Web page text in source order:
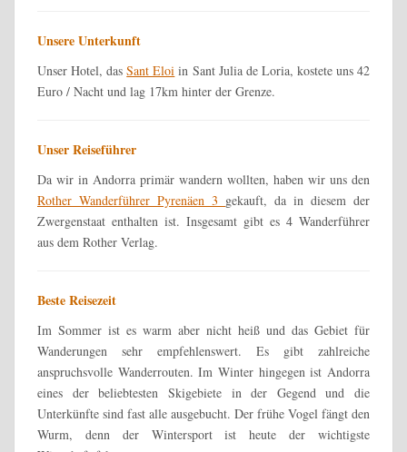
Unsere Unterkunft
Unser Hotel, dasSant Eloi in Sant Julia de Loria, kostete uns 42
Euro / Nacht und lag 17km hinter der Grenze.
Unser Reiseführer
Da wir in Andorra primär wandern wollten, haben wir uns den
Rother Wanderführer Pyrenäen 3 gekauft, da in diesem der
Zwergenstaat enthalten ist. Insgesamt gibt es 4 Wanderführer
aus dem Rother Verlag.
Beste Reisezeit
Im Sommer ist es warm aber nicht heiß und das Gebiet für
Wanderungen sehr empfehlenswert. Es gibt zahlreiche
anspruchsvolle Wanderrouten. Im Winter hingegen ist Andorra
eines der beliebtesten Skigebiete in der Gegend und die
Unterkünfte sind fast alle ausgebucht. Der frühe Vogel fängt den
Wurm, denn der Wintersport ist heute der wichtigste